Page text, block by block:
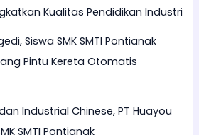
Kualitas Pendidikan Industri
Siswa SMK SMTI Pontianak
Pintu Kereta Otomatis
Industrial Chinese, PT Huayou
SMTI Pontianak